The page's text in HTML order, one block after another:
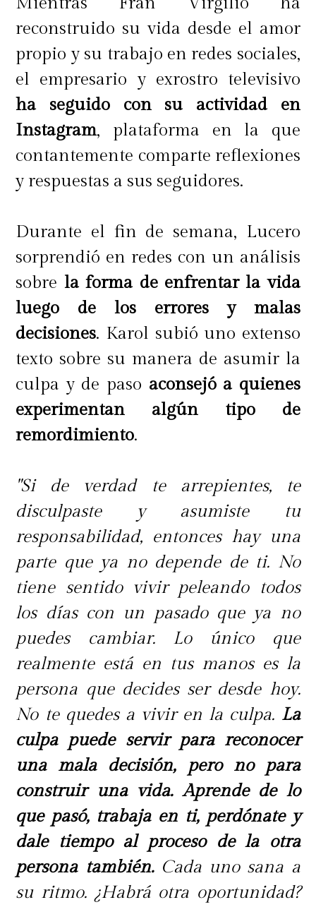
reconstruido su vida desde el amor
propio y su trabajo en redes sociales,
el empresario y exrostro televisivo
ha seguido con su actividad en
Instagram, plataforma en la que
contantemente comparte reflexiones
y respuestas a sus seguidores.
Durante el fin de semana, Lucero
sorprendió en redes con un análisis
sobre la forma de enfrentar la vida
luego de los errores y malas
decisiones. Karol subió uno extenso
texto sobre su manera de asumir la
culpa y de paso aconsejó a quienes
experimentan algún tipo de
remordimiento.
"Si de verdad te arrepientes, te
disculpaste y asumiste tu
responsabilidad, entonces hay una
parte que ya no depende de ti. No
tiene sentido vivir peleando todos
los días con un pasado que ya no
puedes cambiar. Lo único que
realmente está en tus manos es la
persona que decides ser desde hoy.
No te quedes a vivir en la culpa. La
culpa puede servir para reconocer
una mala decisión, pero no para
construir una vida. Aprende de lo
que pasó, trabaja en ti, perdónate y
dale tiempo al proceso de la otra
persona también.Cada uno sana a
su ritmo. ¿Habrá otra oportunidad?